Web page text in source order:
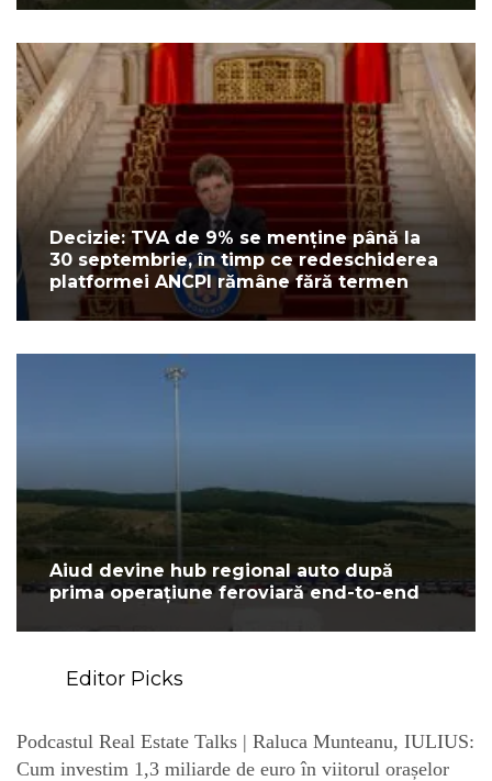
Decizie: TVA de 9% se menține până la
30 septembrie, în timp ce redeschiderea
platformei ANCPI rămâne fără termen
Aiud devine hub regional auto după
prima operațiune feroviară end-to-end
Editor Picks
Podcastul Real Estate Talks | Raluca Munteanu, IULIUS:
Cum investim 1,3 miliarde de euro în viitorul orașelor